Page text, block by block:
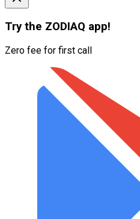
Try the ZODIAQ app!
Zero fee for first call